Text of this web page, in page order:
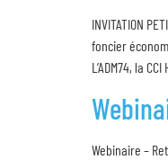
INVITATION
foncier
L’ADM74, la
Webinaire –